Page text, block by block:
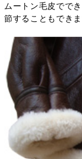
ムートン毛皮でで
節することもできま